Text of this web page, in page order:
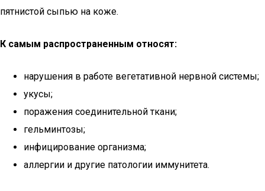
пятнистой сыпью на коже.
К самым распространенным относят:
нарушения в работе вегетативной нервной системы;
укусы;
поражения соединительной ткани;
гельминтозы;
инфицирование организма;
аллергии и другие патологии иммунитета.